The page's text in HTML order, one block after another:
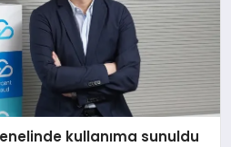
kullanıma sunuldu